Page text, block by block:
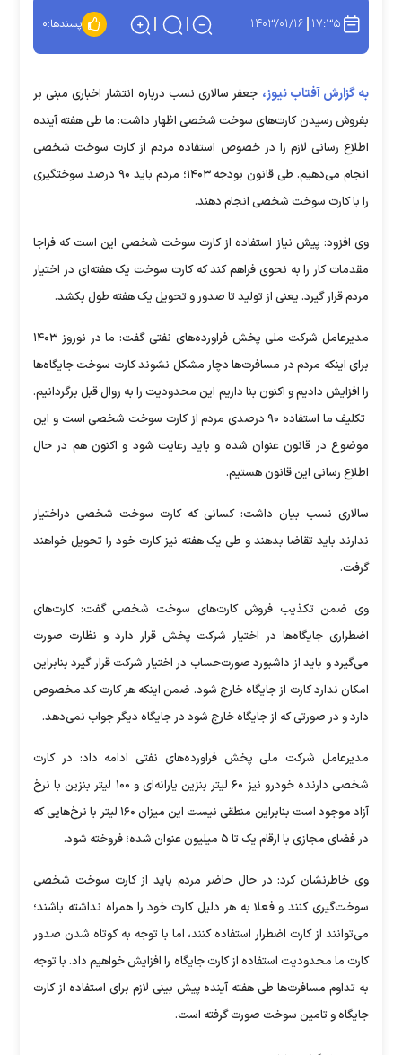
۱۷:۳۵ ۱۴۰۳/۰۱/۱۶ پسندها:۰
به گزارش آفتاب نیوز، جعفر سالاری نسب درباره انتشار اخباری مبنی بر
بفروش رسیدن کارت‌های سوخت شخصی اظهار داشت: ما طی هفته آینده
اطلاع رسانی لازم را در خصوص استفاده مردم از کارت سوخت شخصی
انجام می‌دهیم. طی قانون بودجه ۱۴۰۳؛ مردم باید ۹۰ درصد سوختگیری
را با کارت سوخت شخصی انجام دهند.
وی افزود: پیش نیاز استفاده از کارت سوخت شخصی این است که فراجا
مقدمات کار را به نحوی فراهم کند که کارت سوخت یک هفته‌ای در اختیار
مردم قرار گیرد. یعنی از تولید تا صدور و تحویل یک هفته طول بکشد.
مدیرعامل شرکت ملی پخش فراورده‌های نفتی گفت: ما در نوروز ۱۴۰۳
برای اینکه مردم در مسافرت‌ها دچار مشکل نشوند کارت سوخت جایگاه‌ها
را افزایش دادیم و اکنون بنا داریم این محدودیت را به روال قبل برگردانیم.
تکلیف ما استفاده ۹۰ درصدی مردم از کارت سوخت شخصی است و این
موضوع در قانون عنوان شده و باید رعایت شود و اکنون هم در حال
اطلاع رسانی این قانون هستیم.
سالاری نسب بیان داشت: کسانی که کارت سوخت شخصی دراختیار
ندارند باید تقاضا بدهند و طی یک هفته نیز کارت خود را تحویل خواهند
گرفت.
وی ضمن تکذیب فروش کارت‌های سوخت شخصی گفت: کارت‌های
اضطراری جایگاه‌ها در اختیار شرکت پخش قرار دارد و نظارت صورت
می‌گیرد و باید از داشبورد صورت‌حساب در اختیار شرکت قرار گیرد بنابراین
امکان ندارد کارت از جایگاه خارج شود. ضمن اینکه هر کارت کد مخصوص
دارد و در صورتی که از جایگاه خارج شود در جایگاه دیگر جواب نمی‌دهد.
مدیرعامل شرکت ملی پخش فراورده‌های نفتی ادامه داد: در کارت
شخصی دارنده خودرو نیز ۶۰ لیتر بنزین یارانه‌ای و ۱۰۰ لیتر بنزین با نرخ
آزاد موجود است بنابراین منطقی نیست این میزان ۱۶۰ لیتر با نرخ‌هایی که
در فضای مجازی با ارقام یک تا ۵ میلیون عنوان شده؛ فروخته شود.
وی خاطرنشان کرد: در حال حاضر مردم باید از کارت سوخت شخصی
سوخت‌گیری کنند و فعلا به هر دلیل کارت خود را همراه نداشته باشند؛
می‌توانند از کارت اضطرار استفاده کنند، اما با توجه به کوتاه شدن صدور
کارت ما محدودیت استفاده از کارت جایگاه را افزایش خواهیم داد. با توجه
به تداوم مسافرت‌ها طی هفته آینده پیش بینی لازم برای استفاده از کارت
جایگاه و تامین سوخت صورت گرفته است.